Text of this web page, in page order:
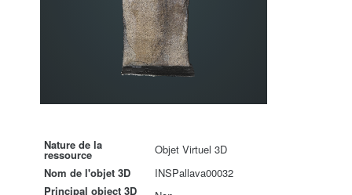
Nature de la
ressource
Objet Virtuel 3D
Nom de l'objet 3D
INSPallava00032
Principal object 3D